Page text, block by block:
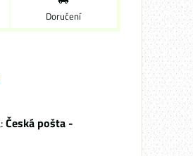
Doručení
Česká pošta -